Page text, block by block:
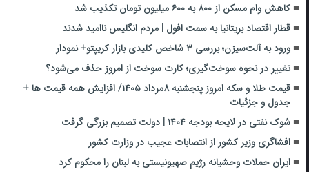
کاهش وام مسکن از ۸۰۰ به ۶۰۰ میلیون تومان تکذیب شد
قطار اقتصاد بریتانیا به سمت افول | مردم انگلیس ناامید شدند
ورود به آلت‌سیزن؛ بررسی ۳ شاخص کلیدی بازار کریپتو+ نمودار
تغییر در نحوه سوخت‌گیری؛ کارت سوخت از امروز حذف می‌شود؟
قیمت طلا و سکه امروز پنجشنبه ۸مرداد ۱۴۰۵/ افزایش همه قیمت ها +
جدول و جزئیات
شوک نفتی در لایحه بودجه ۱۴۰۴ | دولت تصمیم بزرگی گرفت
افشاگری وزیر کشور از انتصابات عجیب در وزارت کشور
ایران حملات وحشیانه رژیم صهیونیستی به لبنان را محکوم کرد